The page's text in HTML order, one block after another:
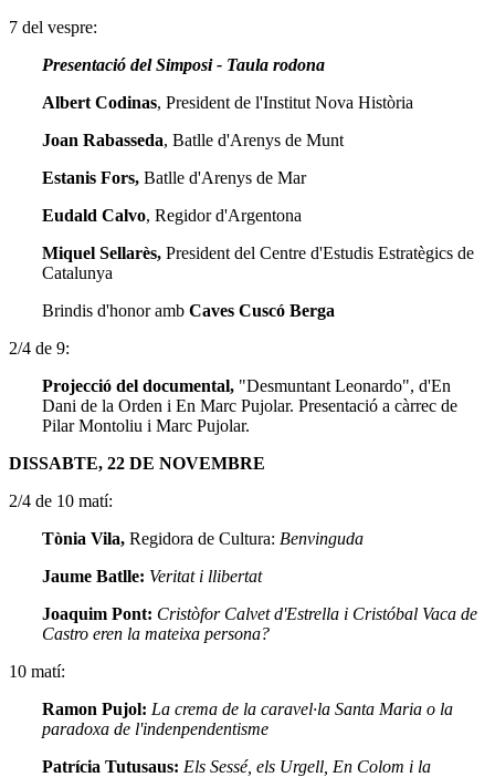
7 del vespre:
Presentació del Simposi - Taula rodona
Albert Codinas, President de l'Institut Nova Història
Joan Rabasseda, Batlle d'Arenys de Munt
Estanis Fors, Batlle d'Arenys de Mar
Eudald Calvo, Regidor d'Argentona
Miquel Sellarès, President del Centre d'Estudis Estratègics de
Catalunya
Brindis d'honor amb Caves Cuscó Berga
2/4 de 9:
Projecció del documental, "Desmuntant Leonardo", d'En
Dani de la Orden i En Marc Pujolar. Presentació a càrrec de
Pilar Montoliu i Marc Pujolar.
DISSABTE, 22 DE NOVEMBRE
2/4 de 10 matí:
Tònia Vila, Regidora de Cultura: Benvinguda
Jaume Batlle: Veritat i llibertat
Joaquim Pont: Cristòfor Calvet d'Estrella i Cristóbal Vaca de
Castro eren la mateixa persona?
10 matí:
Ramon Pujol: La crema de la caravel·la Santa Maria o la
paradoxa de l'indenpendentisme
Patrícia Tutusaus: Els Sessé, els Urgell, En Colom i la